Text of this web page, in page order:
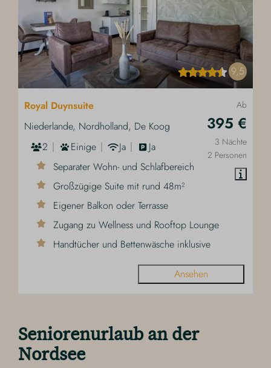
9,5
Ab
395 €
3 Nächte
2 Personen
Royal Duynsuite
Niederlande, Nordholland, De Koog
2
Einige Ja
Ja
Separater Wohn- und Schlafbereich
Großzügige Suite mit rund 48m²
Eigener Balkon oder Terrasse
Zugang zu Wellness und Rooftop Lounge
Handtücher und Bettenwäsche inklusive
Ansehen
Seniorenurlaub an der
Nordsee